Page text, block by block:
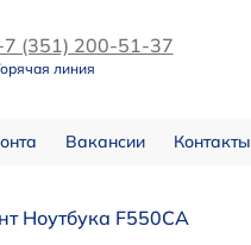
(351) 200-51-37
линия
Вакансии Контакты
Ноутбука F550CA